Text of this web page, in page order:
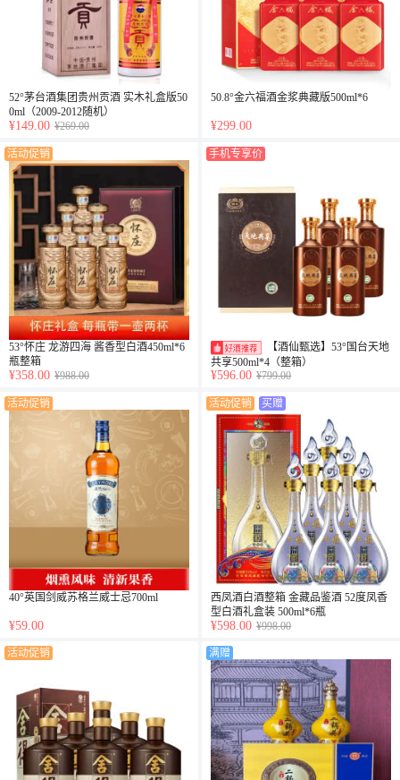
52°茅台酒集团贵州贡酒 实木礼盒版50
0ml（2009-2012随机）
¥149.00 ¥269.00
50.8°金六福酒金浆典藏版500ml*6
¥299.00
活动促销
53°怀庄 龙游四海 酱香型白酒450ml*6
瓶整箱
¥358.00 ¥988.00
手机专享价
【酒仙甄选】53°国台天地
共享500ml*4（整箱）
¥596.00 ¥799.00
活动促销
40°英国剑威苏格兰威士忌700ml
¥59.00
活动促销 买赠
西凤酒白酒整箱 金藏品鉴酒 52度凤香
型白酒礼盒装 500ml*6瓶
¥598.00 ¥998.00
活动促销 满赠